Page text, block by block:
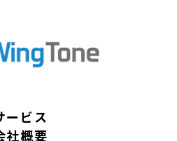
ービス
社概要